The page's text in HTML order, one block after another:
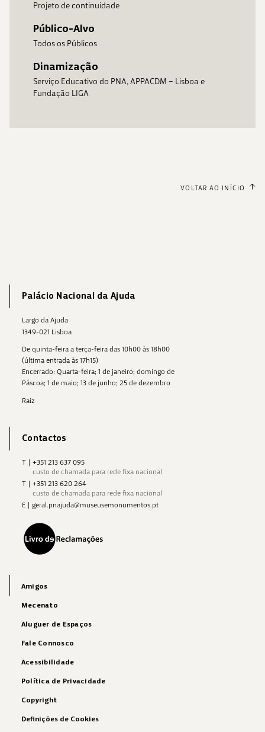
Projeto de continuidade
Público-Alvo
Todos os Públicos
Dinamização
Serviço Educativo do PNA, APPACDM – Lisboa e
Fundação LIGA
VOLTAR AO INÍCIO
Palácio Nacional da Ajuda
Largo da Ajuda
1349-021 Lisboa
De quinta-feira a terça-feira das 10h00 às 18h00
(última entrada às 17h15)
Encerrado: Quarta-feira; 1 de janeiro; domingo de
Páscoa; 1 de maio; 13 de junho; 25 de dezembro
Raiz
Contactos
T
+351 213 637 095
custo de chamada para rede fixa nacional
T
+351 213 620 264
custo de chamada para rede fixa nacional
E
geral.pnajuda@museusemonumentos.pt
Amigos
Mecenato
Aluguer de Espaços
Fale Connosco
Acessibilidade
Política de Privacidade
Copyright
Definições de Cookies